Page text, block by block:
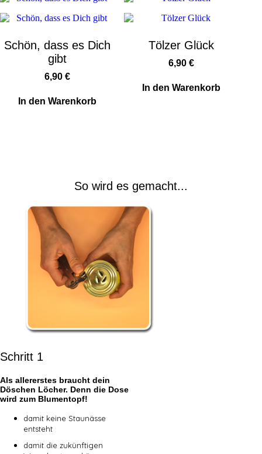
Schön, dass es Dich
gibt
6,90 €
In den Warenkorb
Tölzer Glück
6,90€
In den Warenkorb
So wird es gemacht...
Schritt 1
Als allererstes braucht dein
Döschen Löcher. Denn die Dose
wird zum Blumentopf!
damit keine Staunässe
entsteht
damit die zukünftigen